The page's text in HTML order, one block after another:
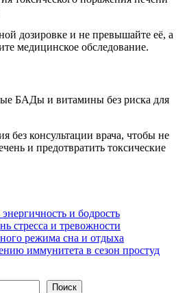
дозировке и не превышайте её, а
медицинское обследование.
БАДы и витамины без риска для
без консультации врача, чтобы не
и предотвратить токсические
и бодрость
стресса и тревожности
режима сна и отдыха
иммунитета в сезон простуд
Поиск